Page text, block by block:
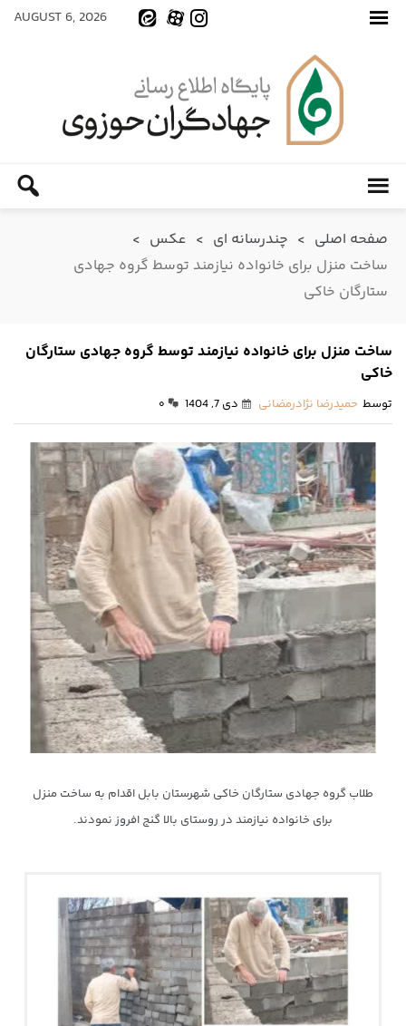
AUGUST 6, 2026
صفحه اصلی > چندرسانه ای > عکس >
ساخت منزل برای خانواده نیازمند توسط گروه جهادی
ستارگان خاکی
ساخت منزل برای خانواده نیازمند توسط گروه جهادی ستارگان
خاکی
توسط حمیدرضا نژادرمضانی دی 7, 1404 ۰
طلاب گروه جهادی ستارگان خاکی شهرستان بابل اقدام به ساخت منزل
برای خانواده نیازمند در روستای بالا گنج افروز نمودند.